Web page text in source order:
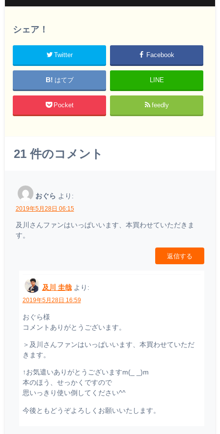
シェア！
Twitter Facebook
はてブ LINE
Pocket feedly
21件のコメント
おぐら より:
2019年5月28日 06:15
及川さんファンはいっぱいいます、本買わせていただきま
す。
返信する
及川 圭哉 より:
2019年5月28日 16:59
おぐら様
コメントありがとうございます。
＞及川さんファンはいっぱいいます、本買わせていただ
きます。
↑お気遣いありがとうございますm(_ _)m
本のほう、せっかくですので
思いっきり使い倒してください^^
今後ともどうぞよろしくお願いいたします。